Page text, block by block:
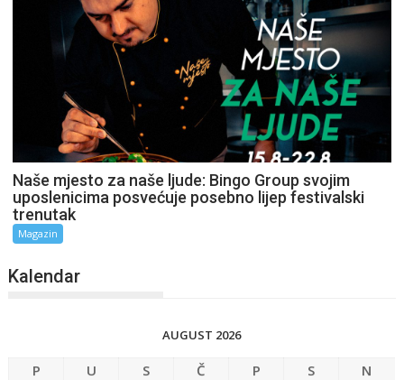
Naše mjesto za naše ljude: Bingo Group svojim
uposlenicima posvećuje posebno lijep festivalski
trenutak
Magazin
Kalendar
AUGUST 2026
P U S Č P S
N